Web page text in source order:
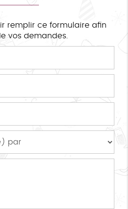
remplir ce formulaire afin
vos demandes.